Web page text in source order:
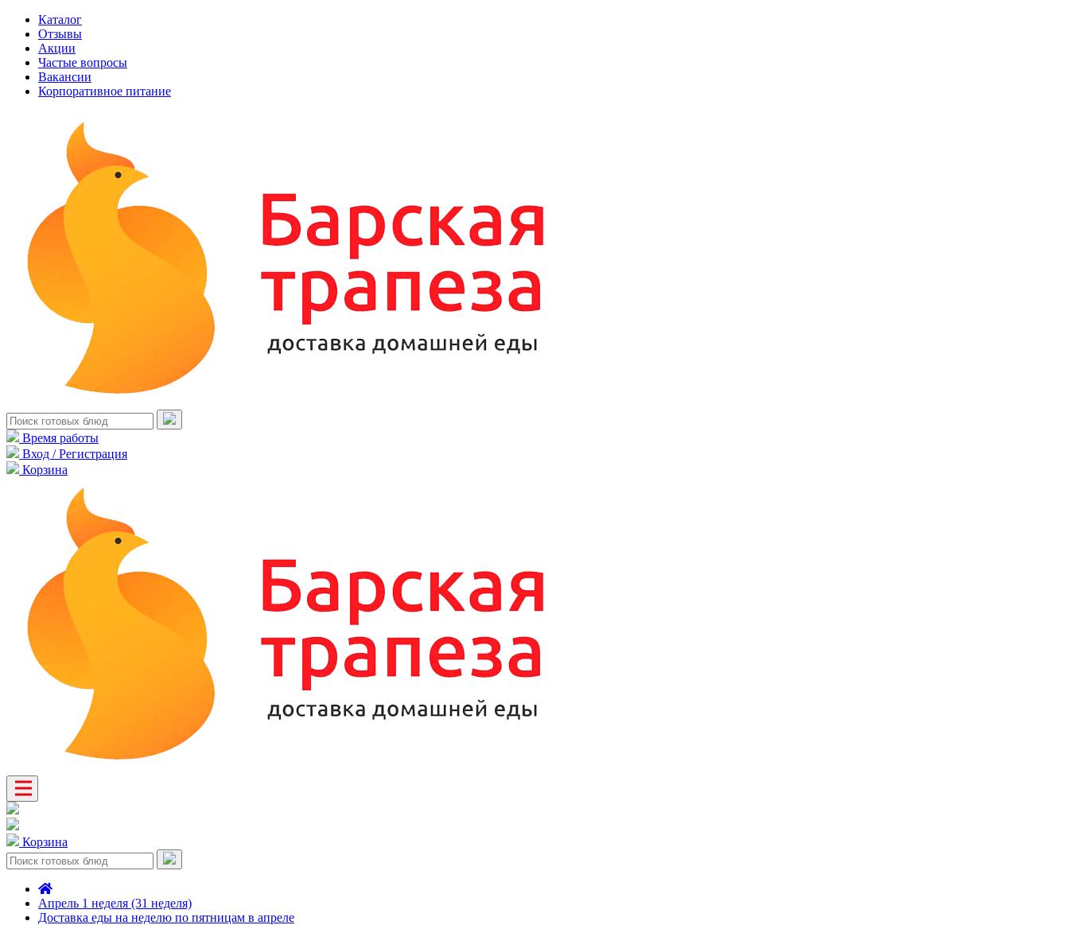
Каталог
Отзывы
Акции
Частые вопросы
Вакансии
Корпоративное питание
Время работы
Вход / Регистрация
Корзина
Корзина
Апрель 1 неделя (31 неделя)
Доставка еды на неделю по пятницам в апреле